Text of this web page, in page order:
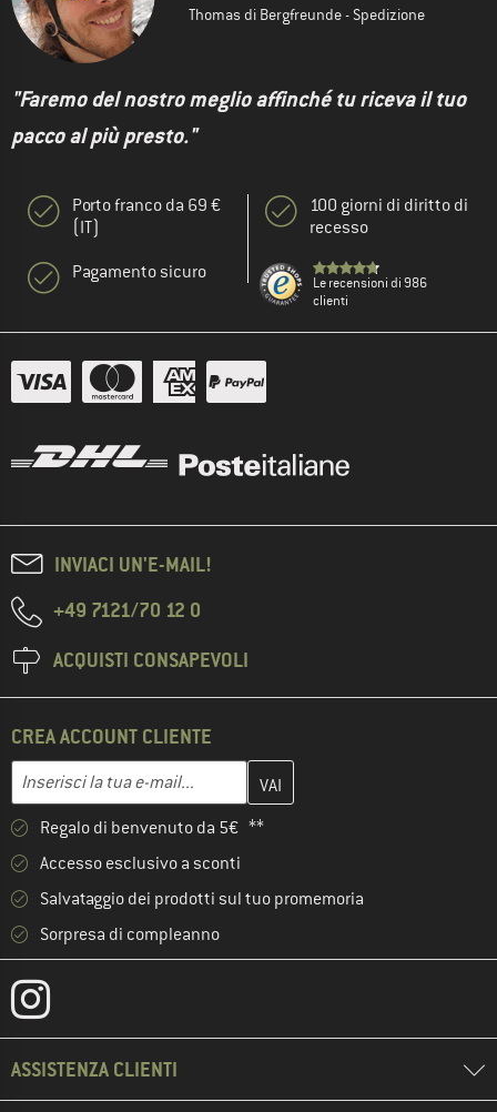
Thomas di Bergfreunde - Spedizione
"Faremo del nostro meglio affinché tu riceva il tuo
pacco al più presto."
Porto franco da 69 €
(IT)
Pagamento sicuro
100 giorni di diritto di
recesso
Le recensioni di 986
clienti
INVIACI UN'E-MAIL!
+49 7121/70 12 0
ACQUISTI CONSAPEVOLI
CREA ACCOUNT CLIENTE
Indirizzo e-mail
Inserisci qui il tuo indirizzo e-mail e crea il tuo account cliente
Regalo di benvenuto da 5€ **
Accesso esclusivo a sconti
Salvataggio dei prodotti sul tuo promemoria
Sorpresa di compleanno
ASSISTENZA CLIENTI